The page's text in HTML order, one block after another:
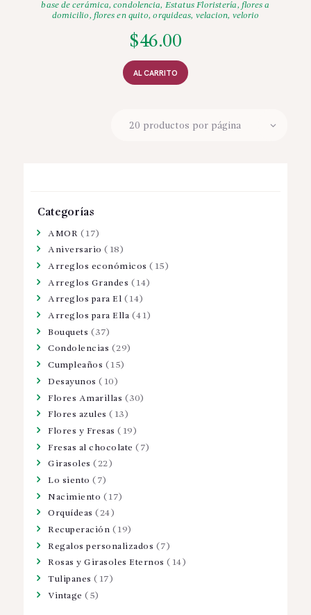
base de cerámica,condolencia, Estatus Floristería, flores a
domicilio, flores en quito,orquideas, velacion, velorio
$46.00
AL CARRITO
Categorías
AMOR (17)
Aniversario (18)
Arreglos económicos (15)
Arreglos Grandes (14)
Arreglos para El (14)
Arreglos para Ella (41)
Bouquets (37)
Condolencias (29)
Cumpleaños (15)
Desayunos (10)
Flores Amarillas (30)
Flores azules (13)
Flores y Fresas (19)
Fresas al chocolate (7)
Girasoles (22)
Lo siento (7)
Nacimiento (17)
Orquídeas (24)
Recuperación (19)
Regalos personalizados (7)
Rosas y Girasoles Eternos (14)
Tulipanes (17)
Vintage (5)